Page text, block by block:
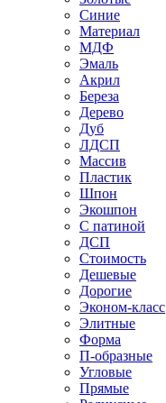
Синие
Материал
МДФ
Эмаль
Акрил
Береза
Дерево
Дуб
ЛДСП
Массив
Пластик
Шпон
Экошпон
С патиной
ДСП
Стоимость
Дешевые
Дорогие
Эконом-класс
Элитные
Форма
П-образные
Угловые
Прямые